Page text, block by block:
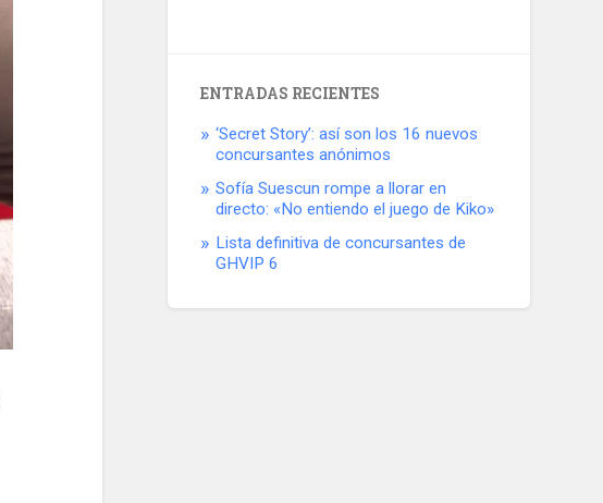
ENTRADAS RECIENTES
‘Secret Story’: así son los 16 nuevos
concursantes anónimos
Sofía Suescun rompe a llorar en
directo: «No entiendo el juego de Kiko»
Lista definitiva de concursantes de
GHVIP 6